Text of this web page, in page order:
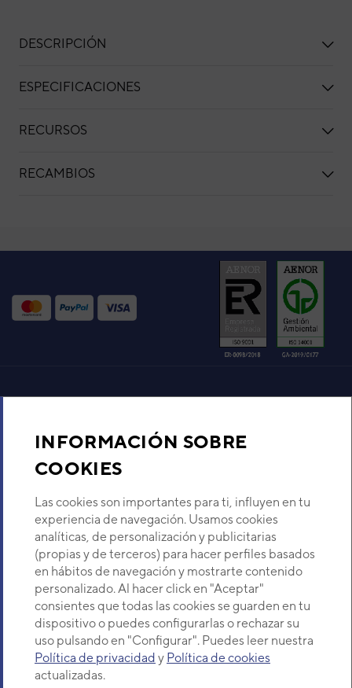
INFORMACIÓN SOBRE
COOKIES
Las cookies son importantes para ti, influyen en tu
experiencia de navegación. Usamos cookies
analíticas, de personalización y publicitarias
(propias y de terceros) para hacer perfiles basados
en hábitos de navegación y mostrarte contenido
personalizado. Al hacer click en "Aceptar"
consientes que todas las cookies se guarden en tu
dispositivo o puedes configurarlas o rechazar su
uso pulsando en "Configurar". Puedes leer nuestra
Política de privacidad y Política de cookies
actualizadas.
DESCRIPCIÓN
ESPECIFICACIONES
RECURSOS
RECAMBIOS
Aire acondicionado 1x1 Fujitsu ASY35-KJ
Aire Acondicionado Fujitsu ASY35-KJ
Elaire acondicionado Fujitsu ASY35-KJes un
sistema de laserie KJ de Fujitsuque combina
tecnología avanzada, diseño y funciones inteligentes
para ofrecer un control exacto de la temperatura y la
calidad del aire en cualquier lugar. Su formato split
pared permite su instalación en espacios reducidos,
manteniendo un diseño elegante y funcional.
Este equipo contiene soluciones para mejorar la
Recambios
Descubre Eurofred
Dónde Estamos
¿Buscas un servicio técnico?
Selecciona provincia
Provincia